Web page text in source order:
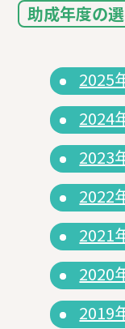
助成年度の
2025
2024
2023
2022
2021
2020
2019